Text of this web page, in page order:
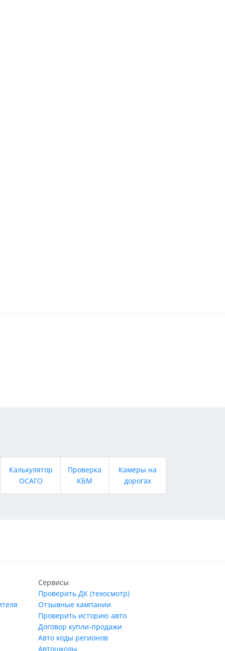
Калькулятор
ОСАГО
Проверка
КБМ
Камеры на
дорогах
Сервисы
Проверить ДК (техосмотр)
Отзывные кампании
Проверить историю авто
Договор купли-продажи
Авто коды регионов
Автошколы